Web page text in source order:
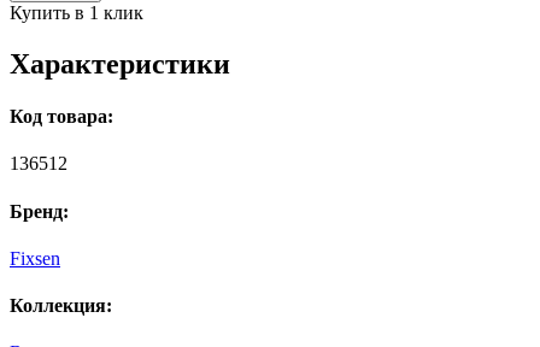
Купить в 1 клик
Характеристики
Код товара:
136512
Бренд:
Fixsen
Коллекция: